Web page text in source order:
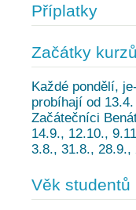
Příplatky
Začátky
Každé pondělí,
probíhají od
Začátečníci
14.9., 12.10.,
3.8., 31.8., 28.9.,
Věk studentů